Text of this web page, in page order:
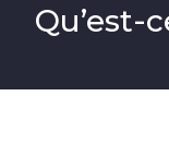
Qu’est-